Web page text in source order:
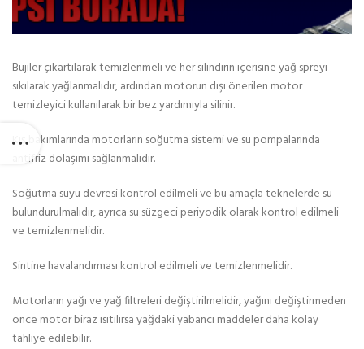
Bujiler çıkartılarak temizlenmeli ve her silindirin içerisine yağ spreyi
sıkılarak yağlanmalıdır, ardından motorun dışı önerilen motor
temizleyici kullanılarak bir bez yardımıyla silinir.
Kış bakımlarında motorların soğutma sistemi ve su pompalarında
antifriz dolaşımı sağlanmalıdır.
Soğutma suyu devresi kontrol edilmeli ve bu amaçla teknelerde su
bulundurulmalıdır, ayrıca su süzgeci periyodik olarak kontrol edilmeli
ve temizlenmelidir.
Sintine havalandırması kontrol edilmeli ve temizlenmelidir.
Motorların yağı ve yağ filtreleri değiştirilmelidir, yağını değiştirmeden
önce motor biraz ısıtılırsa yağdaki yabancı maddeler daha kolay
tahliye edilebilir.